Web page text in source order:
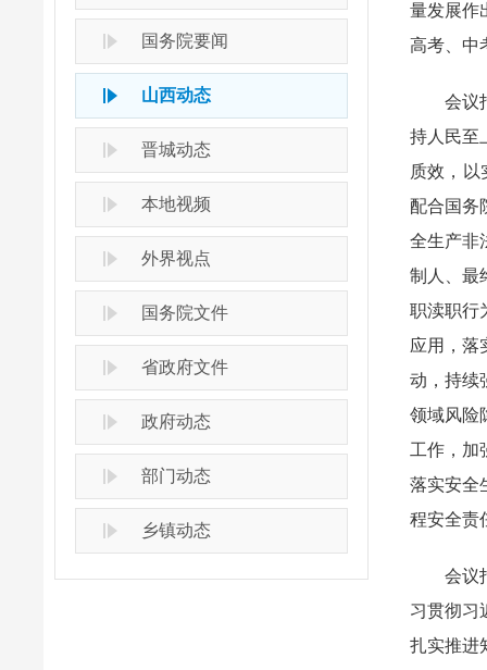
国务院要闻
山西动态
晋城动态
本地视频
外界视点
国务院文件
省政府文件
政府动态
部门动态
乡镇动态
量发展作
高考、中
会议指
持人民至
质效，以
配合国务
全生产非
制人、最
职渎职行
应用，落
动，持续
领域风险
工作，加
落实安全
程安全责
会议指
习贯彻习
扎实推进